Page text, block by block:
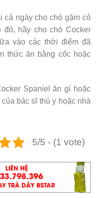
cả ngày cho chó gặm cỏ
hãy cho chó Cocker
vào các thời điểm đã
thức ăn bằng cốc hoặc
Spaniel ăn gì hoặc
bác sĩ thú y hoặc nhà
5/5 - (1 vote)